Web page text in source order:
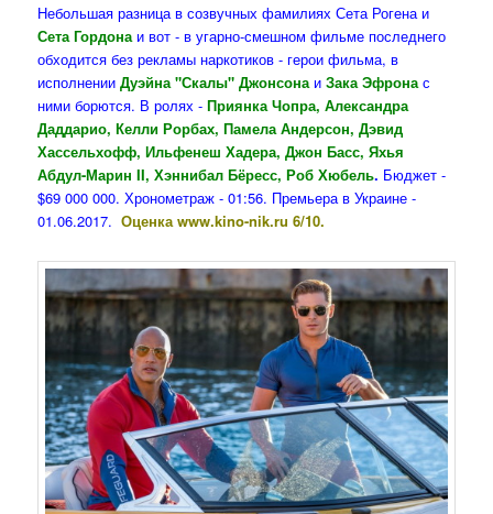
Небольшая разница в созвучных фамилиях Сета Рогена и
Сета Гордонаи вот - в угарно-смешном фильме последнего
обходится без рекламы наркотиков - герои фильма, в
исполненииДуэйна "Скалы" Джонсонаи Зака Эфронас
ними борются. В ролях -Приянка Чопра, Александра
Даддарио, Келли Рорбах, Памела Андерсон, Дэвид
Хассельхофф, Ильфенеш Хадера, Джон Басс, Яхья
Абдул-Марин II, Хэннибал Бёресс, Роб Хюбель. Бюджет -
$69 000 000. Хронометраж - 01:56. Премьера в Украине -
01.06.2017.Оценка www.kino-nik.ru 6/10.